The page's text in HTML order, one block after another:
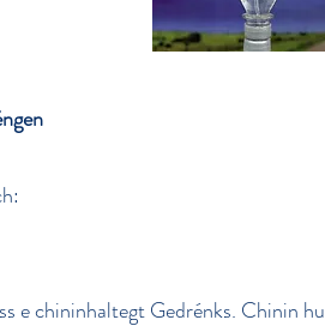
e chininhaltegt Gedrénks. Chinin